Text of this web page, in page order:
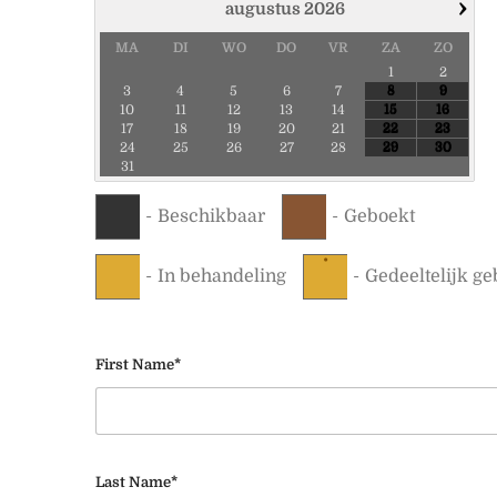
›
augustus2026
MA DI WO DO VR ZA
ZO
1
2
3
4 5 6 7 8
9
10
11 12 13 14 15
16
17
18 19 20 21 22
23
24
25 26 27 28 29
30
31
- Beschikbaar - Geboekt
- In behandeling
·
- Gedeeltelijk
First Name*
Last Name*